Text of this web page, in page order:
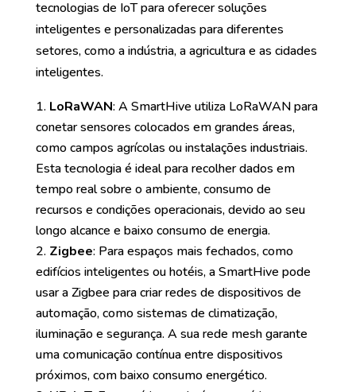
tecnologias de IoT para oferecer soluções
inteligentes e personalizadas para diferentes
setores, como a indústria, a agricultura e as cidades
inteligentes.
LoRaWAN: A SmartHive utiliza LoRaWAN para
conetar sensores colocados em grandes áreas,
como campos agrícolas ou instalações industriais.
Esta tecnologia é ideal para recolher dados em
tempo real sobre o ambiente, consumo de
recursos e condições operacionais, devido ao seu
longo alcance e baixo consumo de energia.
Zigbee: Para espaços mais fechados, como
edifícios inteligentes ou hotéis, a SmartHive pode
usar a Zigbee para criar redes de dispositivos de
automação, como sistemas de climatização,
iluminação e segurança. A sua rede mesh garante
uma comunicação contínua entre dispositivos
próximos, com baixo consumo energético.